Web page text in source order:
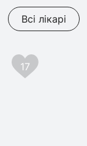
Всі лікарі
17